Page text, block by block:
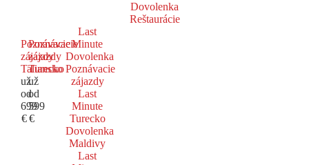
Dovolenka
Reštaurácie
Poznávacie
zájazdy
Taliansko
už
od
699
€
Poznávacie
zájazdy
Turecko
už
od
599
€
Last
Minute
Dovolenka
Poznávacie
zájazdy
Last
Minute
Turecko
Dovolenka
Maldivy
Last